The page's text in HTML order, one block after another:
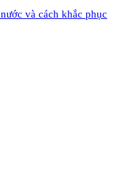
và cách khắc phục